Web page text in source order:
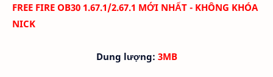
FREE FIRE OB30 1.67.1/2.67.1 MỚI NHẤT - KHÔNG KHÓA
NICK
Dung lượng: 3MB